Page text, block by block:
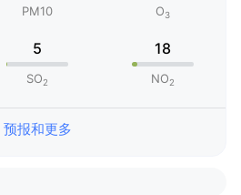
PM10 O3
5
SO2
18
NO2
预报和更多